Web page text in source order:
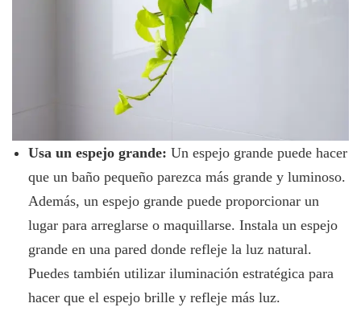
Usa un espejo grande: Un espejo grande puede hacer
que un baño pequeño parezca más grande y luminoso.
Además, un espejo grande puede proporcionar un
lugar para arreglarse o maquillarse. Instala un espejo
grande en una pared donde refleje la luz natural.
Puedes también utilizar iluminación estratégica para
hacer que el espejo brille y refleje más luz.